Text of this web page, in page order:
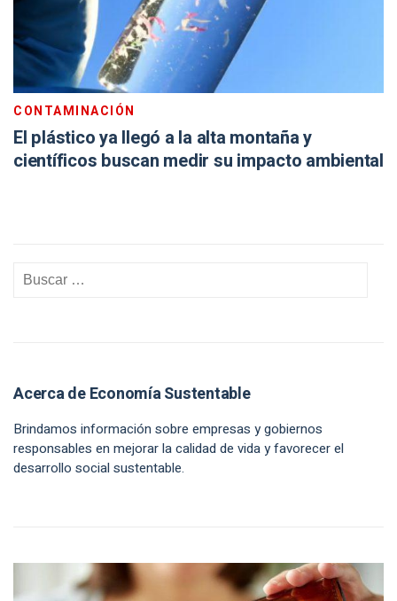
CONTAMINACIÓN
El plástico ya llegó a la alta montaña y
científicos buscan medir su impacto ambiental
Acerca de Economía Sustentable
Brindamos información sobre empresas y gobiernos
responsables en mejorar la calidad de vida y favorecer el
desarrollo social sustentable.